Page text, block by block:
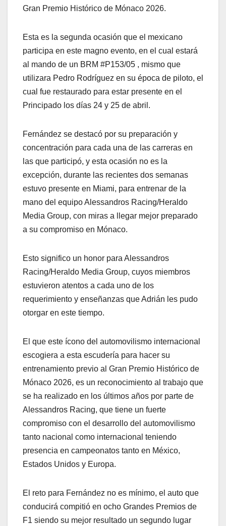
Gran Premio Histórico de Mónaco 2026.
Esta es la segunda ocasión que el mexicano
participa en este magno evento, en el cual estará
al mando de un BRM #P153/05 , mismo que
utilizara Pedro Rodríguez en su época de piloto, el
cual fue restaurado para estar presente en el
Principado los días 24 y 25 de abril.
Fernández se destacó por su preparación y
concentración para cada una de las carreras en
las que participó, y esta ocasión no es la
excepción, durante las recientes dos semanas
estuvo presente en Miami, para entrenar de la
mano del equipo Alessandros Racing/Heraldo
Media Group, con miras a llegar mejor preparado
a su compromiso en Mónaco.
Esto significo un honor para Alessandros
Racing/Heraldo Media Group, cuyos miembros
estuvieron atentos a cada uno de los
requerimiento y enseñanzas que Adrián les pudo
otorgar en este tiempo.
El que este ícono del automovilismo internacional
escogiera a esta escudería para hacer su
entrenamiento previo al Gran Premio Histórico de
Mónaco 2026, es un reconocimiento al trabajo que
se ha realizado en los últimos años por parte de
Alessandros Racing, que tiene un fuerte
compromiso con el desarrollo del automovilismo
tanto nacional como internacional teniendo
presencia en campeonatos tanto en México,
Estados Unidos y Europa.
El reto para Fernández no es mínimo, el auto que
conducirá compitió en ocho Grandes Premios de
F1 siendo su mejor resultado un segundo lugar